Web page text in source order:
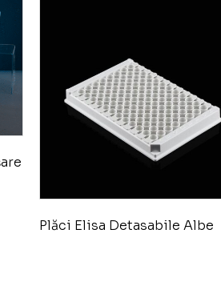
Plăci Elisa Detasabile Albe